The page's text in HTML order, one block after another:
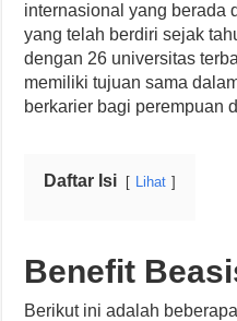
internasional yang berada
yang telah berdiri sejak
dengan 26 universitas
memiliki tujuan sama
berkarier bagi perempuan
Daftar Isi Lihat
Benefit
Berikut ini adalah